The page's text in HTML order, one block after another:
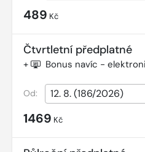
489 Kč
Čtvrtletní předplatné
+ Bonus navíc -
Od:
1469 Kč